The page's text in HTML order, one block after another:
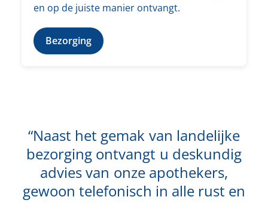
en op de juiste manier ontvangt.
Bezorging
en
"Als apotheker zorg ik dat u
precies de juiste medicijnen
in de juiste dosering.
met aandacht voor uw privacy